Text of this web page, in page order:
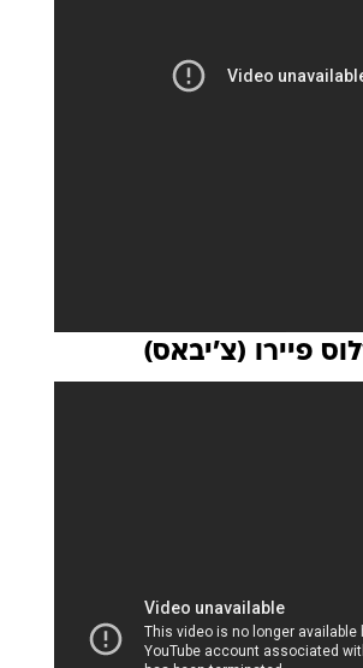
פיירו (צ'יבאס)